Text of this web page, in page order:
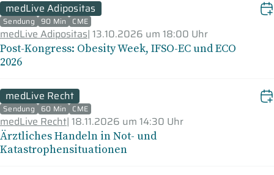
medLive Adipositas
Sendung 90 Min CME
medLive Adipositas| 13.10.2026 um 18:00 Uhr
Post-Kongress: Obesity Week, IFSO-EC und ECO
2026
medLive Recht
Sendung 60 Min CME
medLive Recht| 18.11.2026 um 14:30 Uhr
Ärztliches Handeln in Not- und
Katastrophensituationen